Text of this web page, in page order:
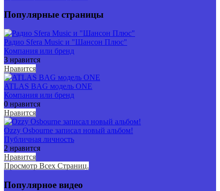
Популярные страницы
Радио Sfera Music и "Шансон Плюс"
Компания или бренд
3 нравится
Нравится
ATLAS BAG модель ONE
Компания или бренд
0 нравится
Нравится
Ozzy Osbourne записал новый альбом!
Публичная личность
2 нравится
Нравится
Просмотр Всех Страниц.
Популярное видео